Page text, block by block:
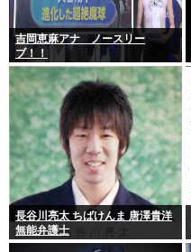
吉岡恵麻アナ ノースリー
ブ！！
長谷川亮太 ちばけんま 唐澤貴洋
無能弁護士